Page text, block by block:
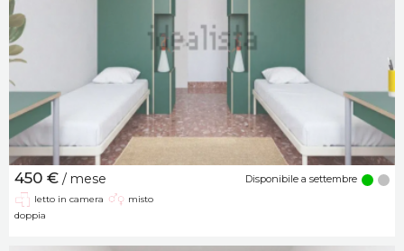
450 € / mese Disponibile a settembre
letto in camera
doppia
misto